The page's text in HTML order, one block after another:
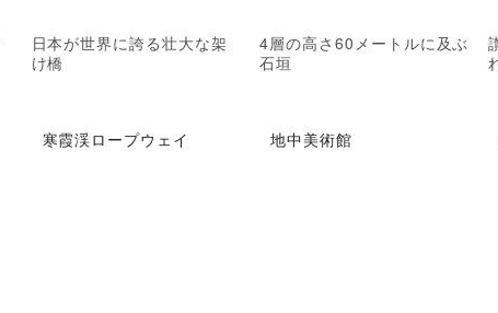
日本が世界に誇る壮大な架
け橋
4層の高さ60メートルに及ぶ
石垣
寒霞渓ロープウェイ 地中美術館